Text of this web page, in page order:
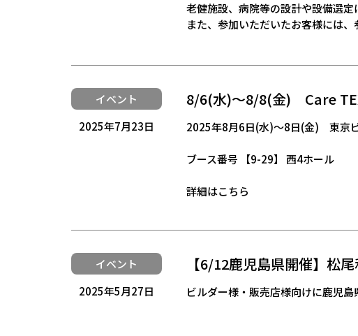
老健施設、病院等の設計や設備選定
また、参加いただいたお客様には
イベント
2025年7月23日
8/6(水)～8/8(金) Care
2025年8月6日(水)～8日(金) 東京
ブース番号 【9-29】 西4ホール
詳細はこちら
イベント
2025年5月27日
【6/12鹿児島県開催】松
ビルダー様・販売店様向けに鹿児